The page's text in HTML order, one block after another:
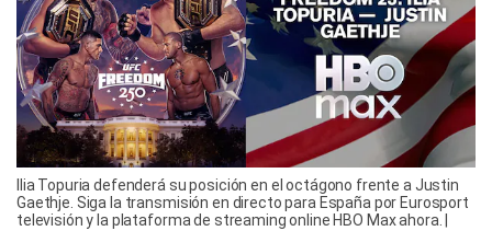
Ilia Topuria defenderá su posición en el octágono frente a Justin
Gaethje. Siga la transmisión en directo para España por Eurosport
televisión y la plataforma de streaming online HBO Max ahora. |